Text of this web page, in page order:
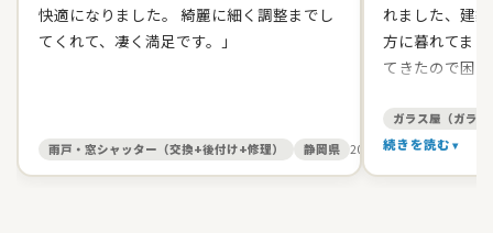
快適になりました。 綺麗に細く調整までし
てくれて、凄く満足です。」
雨戸・窓シャッター（交換+後付け+修理） 静岡県 2026/05/27
れました、建
方に暮れてま
てきたので困
た。 有償でし
て、バッチリ
す。 信頼出来
ガラス屋（ガラ
続きを読む